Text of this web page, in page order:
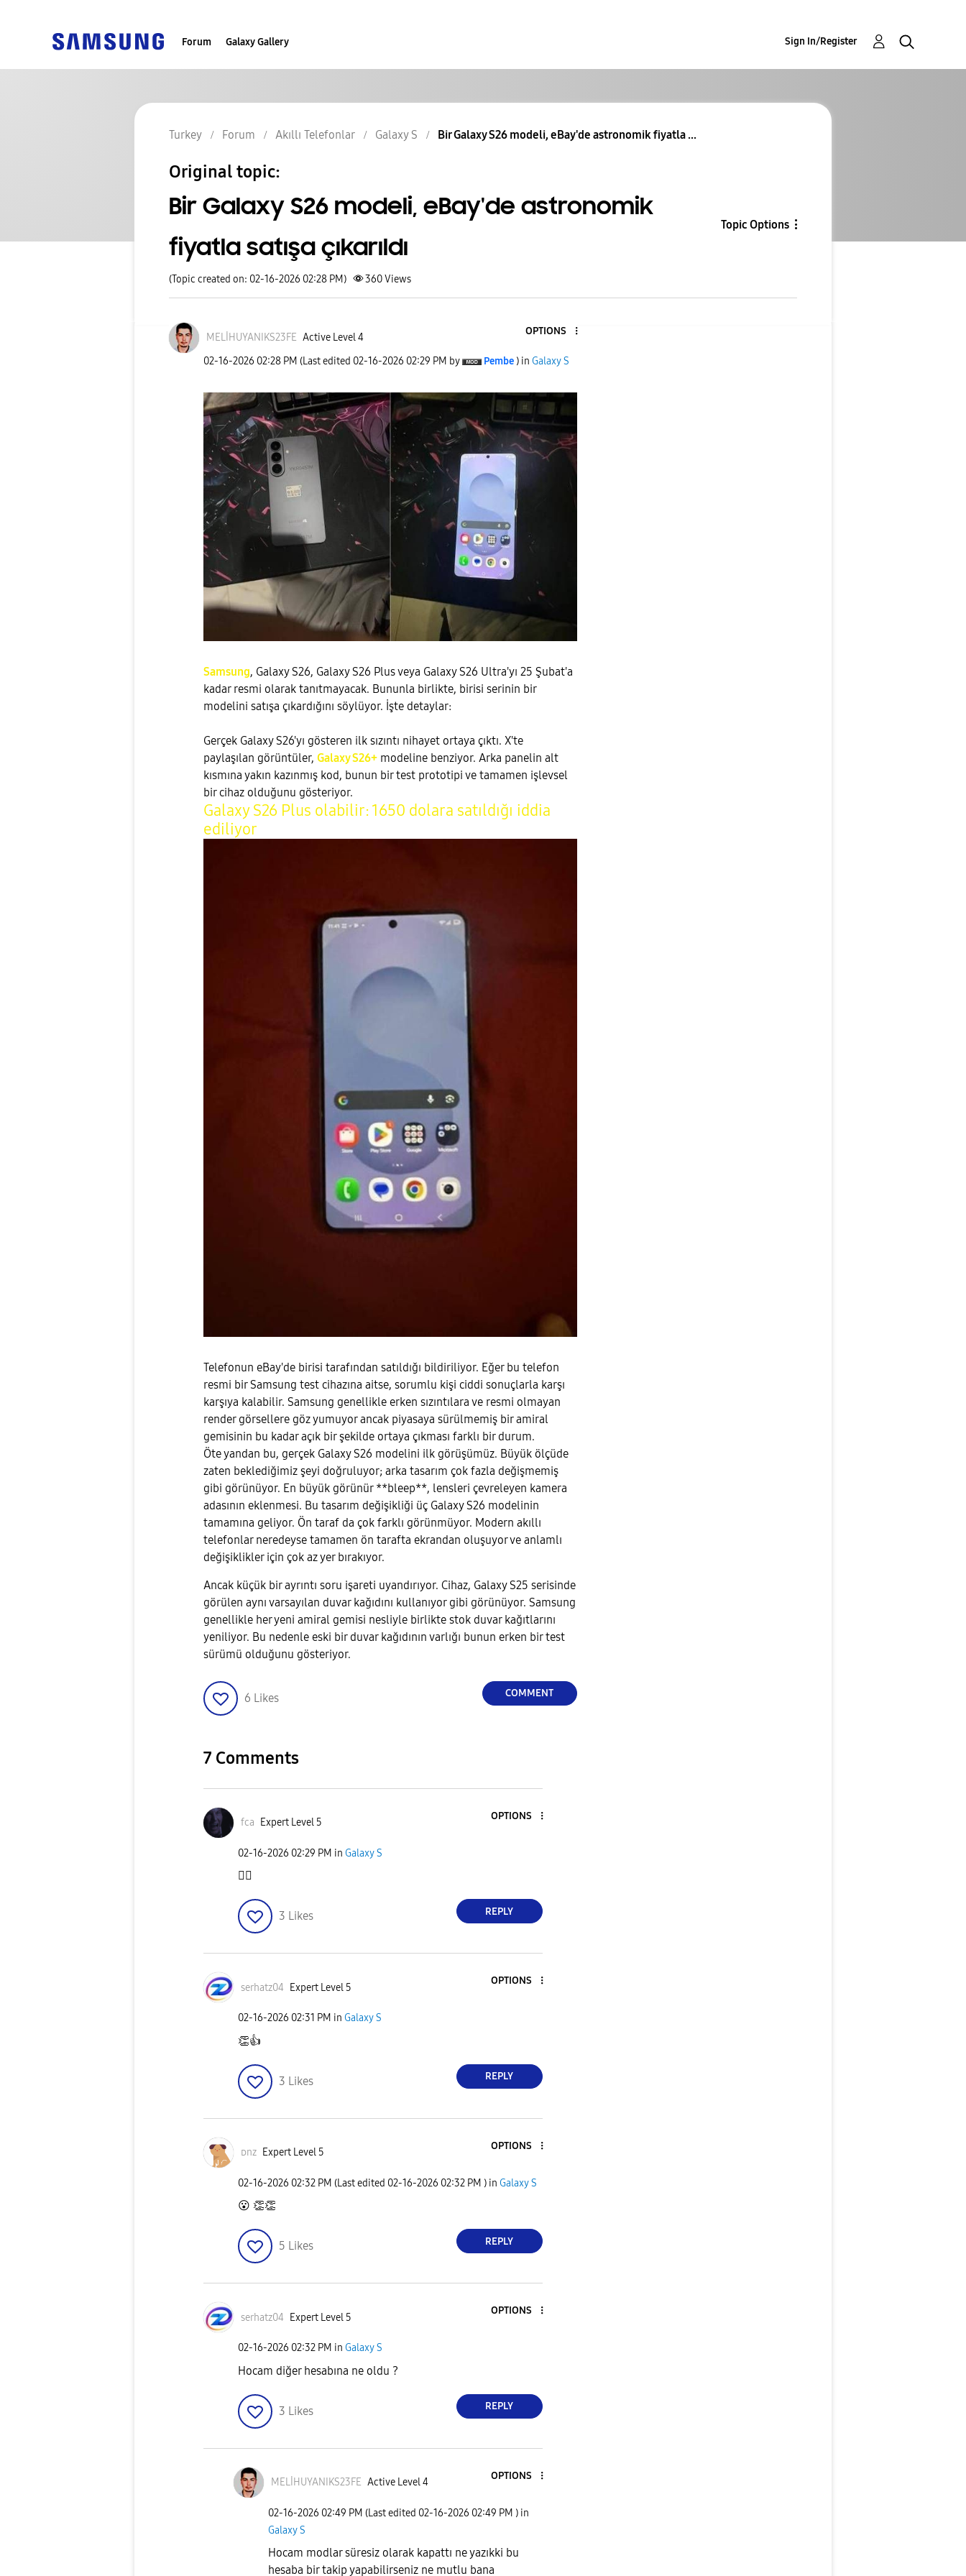
Forum Galaxy Gallery Sign In/Register
Turkey Forum Akıllı Telefonlar Galaxy S Bir Galaxy S26 modeli, eBay'de astronomik fiyatla ...
Original topic:
Bir Galaxy S26 modeli, eBay'de astronomik
fiyatla satışa çıkarıldı
Topic Options
(Topic created on: 02-16-2026 02:28 PM) 360Views
MELİHUYANIKS23FE Active Level 4
OPTIONS
‎02-16-2026 02:28 PM (Last edited ‎02-16-2026 02:29 PM by Pembe ) in Galaxy S
Samsung, Galaxy S26, Galaxy S26 Plus veya Galaxy S26 Ultra'yı 25 Şubat'a
kadar resmi olarak tanıtmayacak. Bununla birlikte, birisi serinin bir
modelini satışa çıkardığını söylüyor. İşte detaylar:
Gerçek Galaxy S26'yı gösteren ilk sızıntı nihayet ortaya çıktı. X'te
paylaşılan görüntüler, Galaxy S26+ modeline benziyor. Arka panelin alt
kısmına yakın kazınmış kod, bunun bir test prototipi ve tamamen işlevsel
bir cihaz olduğunu gösteriyor.
Galaxy S26 Plus olabilir: 1650 dolara satıldığı iddia
ediliyor
Telefonun eBay'de birisi tarafından satıldığı bildiriliyor. Eğer bu telefon
resmi bir Samsung test cihazına aitse, sorumlu kişi ciddi sonuçlarla karşı
karşıya kalabilir. Samsung genellikle erken sızıntılara ve resmi olmayan
render görsellere göz yumuyor ancak piyasaya sürülmemiş bir amiral
gemisinin bu kadar açık bir şekilde ortaya çıkması farklı bir durum.
Öte yandan bu, gerçek Galaxy S26 modelini ilk görüşümüz. Büyük ölçüde
zaten beklediğimiz şeyi doğruluyor; arka tasarım çok fazla değişmemiş
gibi görünüyor. En büyük görünür **bleep**, lensleri çevreleyen kamera
adasının eklenmesi. Bu tasarım değişikliği üç Galaxy S26 modelinin
tamamına geliyor. Ön taraf da çok farklı görünmüyor. Modern akıllı
telefonlar neredeyse tamamen ön tarafta ekrandan oluşuyor ve anlamlı
değişiklikler için çok az yer bırakıyor.
Ancak küçük bir ayrıntı soru işareti uyandırıyor. Cihaz, Galaxy S25 serisinde
görülen aynı varsayılan duvar kağıdını kullanıyor gibi görünüyor. Samsung
genellikle her yeni amiral gemisi nesliyle birlikte stok duvar kağıtlarını
yeniliyor. Bu nedenle eski bir duvar kağıdının varlığı bunun erken bir test
sürümü olduğunu gösteriyor.
6 Likes COMMENT
7 Comments
fca Expert Level 5
OPTIONS
‎02-16-2026 02:29 PM in Galaxy S
👍🏻
3 Likes REPLY
serhatz04 Expert Level 5
OPTIONS
‎02-16-2026 02:31 PM in Galaxy S
👏👍
3 Likes REPLY
ᴅnz Expert Level 5
OPTIONS
‎02-16-2026 02:32 PM (Last edited ‎02-16-2026 02:32 PM ) in Galaxy S
😮 👏👏
5 Likes REPLY
serhatz04 Expert Level 5
OPTIONS
‎02-16-2026 02:32 PM in Galaxy S
Hocam diğer hesabına ne oldu ?
3 Likes REPLY
MELİHUYANIKS23FE Active Level 4
OPTIONS
‎02-16-2026 02:49 PM (Last edited ‎02-16-2026 02:49 PM ) in
Galaxy S
Hocam modlar süresiz olarak kapattı ne yazıkki bu
hesaba bir takip yapabilirseniz ne mutlu bana